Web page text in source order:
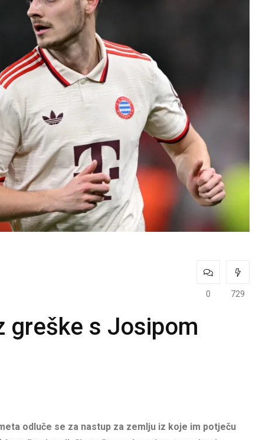
0 729
greške s Josipom
odluče se za nastup za zemlju iz koje im potječu